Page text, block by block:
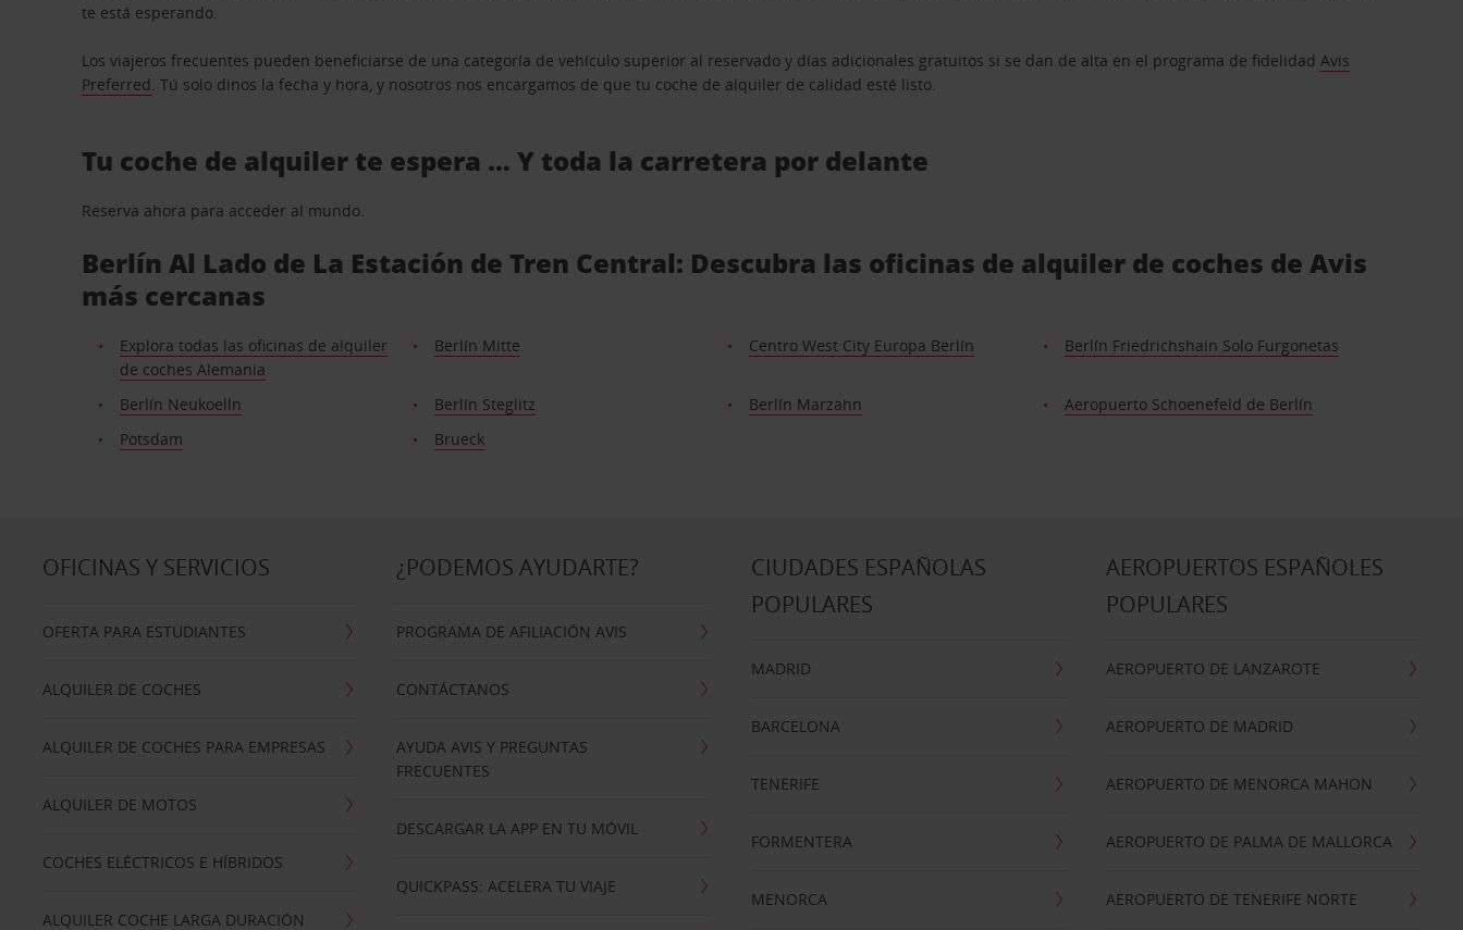
te está esperando.
Los viajeros frecuentes pueden beneficiarse de una categoría de vehículo superior al reservado y días adicionales gratuitos si se dan de alta en el programa de fidelidadAvis
Preferred. Tú solo dinos la fecha y hora, y nosotros nos encargamos de que tu coche de alquiler de calidad esté listo.
Tu coche de alquiler te espera … Y toda la carretera por delante
Reserva ahora para acceder al mundo.
Berlín Al Lado de La Estación de Tren Central: Descubra las oficinas de alquiler de coches de Avis
más cercanas
Explora todas las oficinas de alquiler
de coches Alemania
Berlín Mitte Centro West City Europa Berlín Berlín Friedrichshain Solo Furgonetas
Berlín Neukoelln Berlín Steglitz Berlín Marzahn
Aeropuerto Schoenefeld de Berlín
Potsdam
Brueck
OFICINAS Y SERVICIOS
OFERTA PARA ESTUDIANTES
ALQUILER DE COCHES
ALQUILER DE COCHES PARA EMPRESAS
ALQUILER DE MOTOS
COCHES ELÉCTRICOS E HÍBRIDOS
ALQUILER COCHE LARGA DURACIÓN
¿PODEMOS AYUDARTE?
PROGRAMA DE AFILIACIÓN AVIS
CONTÁCTANOS
AYUDA AVIS Y PREGUNTAS
FRECUENTES
DESCARGAR LA APP EN TU MÓVIL
QUICKPASS: ACELERA TU VIAJE
CIUDADES ESPAÑOLAS
POPULARES
MADRID
BARCELONA
TENERIFE
FORMENTERA
MENORCA
AEROPUERTOS ESPAÑOLES
POPULARES
AEROPUERTO DE LANZAROTE
AEROPUERTO DE MADRID
AEROPUERTO DE MENORCA MAHON
AEROPUERTO DE PALMA DE MALLORCA
AEROPUERTO DE TENERIFE NORTE